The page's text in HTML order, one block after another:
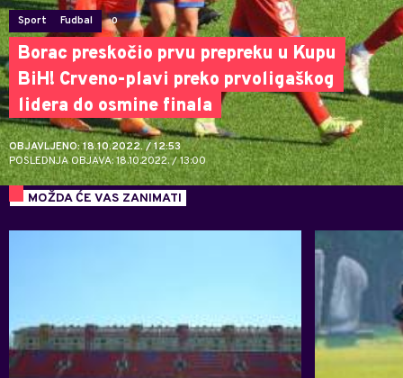
Sport Fudbal 0
Borac preskočio prvu prepreku u Kupu
BiH! Crveno-plavi preko prvoligaškog
lidera do osmine finala
OBJAVLJENO: 18.10.2022. / 12:53
POSLEDNJA OBJAVA: 18.10.2022. / 13:00
MOŽDA ĆE VAS ZANIMATI